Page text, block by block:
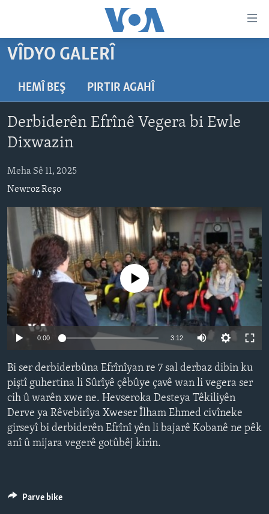
Yekser
here
naveroka
serekî
here
Malpera
Yekser
here
NÛÇE
FOTO GALERÎ
HEVPEYVÎN
AMERÎKA
TIRKÎYE
SÛRÎYE
ÎRAQ
ÎRAN
ROJHILATA NAVÎN
CÎHAN
ÇAND Û HUNER
SERNIVÎS
SORANÎ
FOLLOW US
Zimanên Din
VÎDYO GALERÎ
HEMÎ BEŞ PIRTIR AGAHÎ
Derbiderên Efrînê Vegera bi Ewle
Dixwazin
Meha Sê 11, 2025
Newroz Reşo
480p
No media source currently available
0:00 3:12 Auto
480p
Bi ser derbiderbûna Efrînîyan re 7 sal derbaz dibin ku
piştî guhertina li Sûrîyê çêbûye çavê wan li vegera ser
cih û warên xwe ne. Hevseroka Desteya Têkiliyên
Derve ya Rêvebirîya Xweser Îlham Ehmed civîneke
girseyî bi derbiderên Efrînî yên li bajarê Kobanê ne pêk
anî û mijara vegerê gotûbêj kirin.
Parve bike